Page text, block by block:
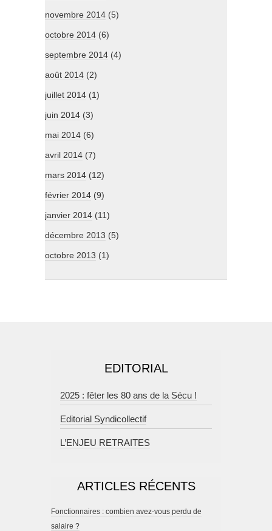
novembre 2014 (5)
octobre 2014 (6)
septembre 2014 (4)
août 2014 (2)
juillet 2014 (1)
juin 2014 (3)
mai 2014 (6)
avril 2014 (7)
mars 2014 (12)
février 2014 (9)
janvier 2014 (11)
décembre 2013 (5)
octobre 2013 (1)
EDITORIAL
2025 : fêter les 80 ans de la Sécu !
Editorial Syndicollectif
L’ENJEU RETRAITES
ARTICLES RÉCENTS
Fonctionnaires : combien avez-vous perdu de
salaire ?